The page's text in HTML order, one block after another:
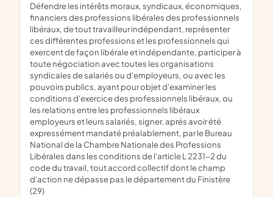
défendre les intérêts moraux, syndicaux, économiques,
financiers des professions libérales des professionnels
libéraux, de tout travailleur indépendant, représenter
ces différentes professions et les professionnels qui
exercent de façon libérale et indépendante, participer à
toute négociation avec toutes les organisations
syndicales de salariés ou d'employeurs, ou avec les
pouvoirs publics, ayant pour objet d'examiner les
conditions d'exercice des professionnels libéraux, ou
les relations entre les professionnels libéraux
employeurs et leurs salariés, signer, aprés avoir été
expressément mandaté préalablement, par le Bureau
National de la Chambre Nationale des Professions
Libérales dans les conditions de l'article L 2231-2 du
code du travail, tout accord collectif dont le champ
d'action ne dépasse pas le département du Finistère
(29)